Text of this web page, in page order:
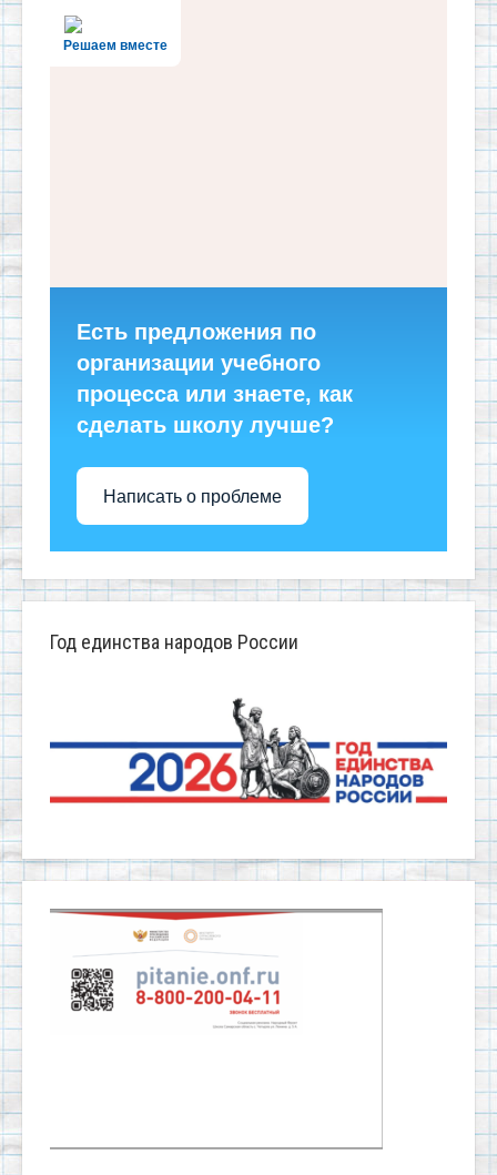
Решаем вместе
Есть предложения по
организации учебного
процесса или знаете, как
сделать школу лучше?
Написать о проблеме
Год единства народов России